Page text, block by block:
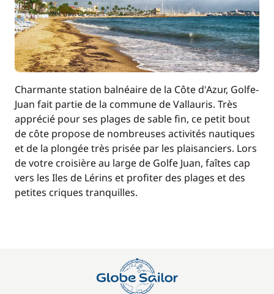
Charmante station balnéaire de la Côte d'Azur, Golfe-
Juan fait partie de la commune de Vallauris. Très
apprécié pour ses plages de sable fin, ce petit bout
de côte propose de nombreuses activités nautiques
et de la plongée très prisée par les plaisanciers. Lors
de votre croisière au large de Golfe Juan, faîtes cap
vers les Iles de Lérins et profiter des plages et des
petites criques tranquilles.